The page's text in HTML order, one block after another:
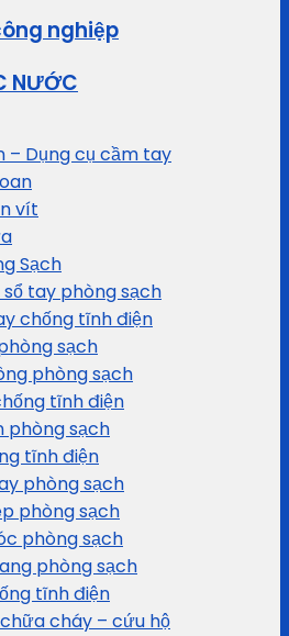
nghiệp
NƯỚC
– Dụng cụ cầm tay
vít
Sạch
sổ tay phòng sạch
chống tĩnh điện
sạch
phòng sạch
tĩnh điện
phòng sạch
tĩnh điện
phòng sạch
phòng sạch
phòng sạch
phòng sạch
tĩnh điện
cháy – cứu hộ